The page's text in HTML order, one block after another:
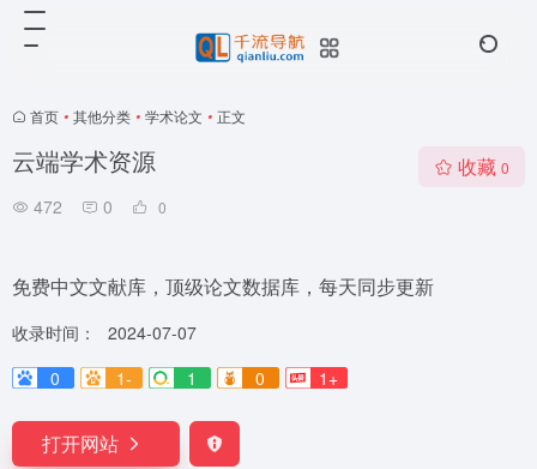
首页 • 其他分类 • 学术论文 • 正文
云端学术资源
472 0 0
收藏 0
免费中文文献库，顶级论文数据库，每天同步更新
收录时间：
2024-07-07
0
1- 1 0 1+
打开网站